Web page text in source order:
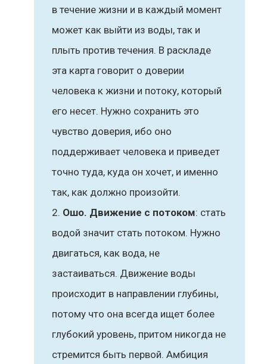
в течение жизни и в каждый момент
может как выйти из воды, так и
плыть против течения. В раскладе
эта карта говорит о доверии
человека к жизни и потоку, который
его несет. Нужно сохранить это
чувство доверия, ибо оно
поддерживает человека и приведет
точно туда, куда он хочет, и именно
так, как должно произойти.
Ошо. Движение с потоком: стать
водой значит стать потоком. Нужно
двигаться, как вода, не
застаиваться. Движение воды
происходит в направлении глубины,
потому что она всегда ищет более
глубокий уровень, притом никогда не
стремится быть первой. Амбиция